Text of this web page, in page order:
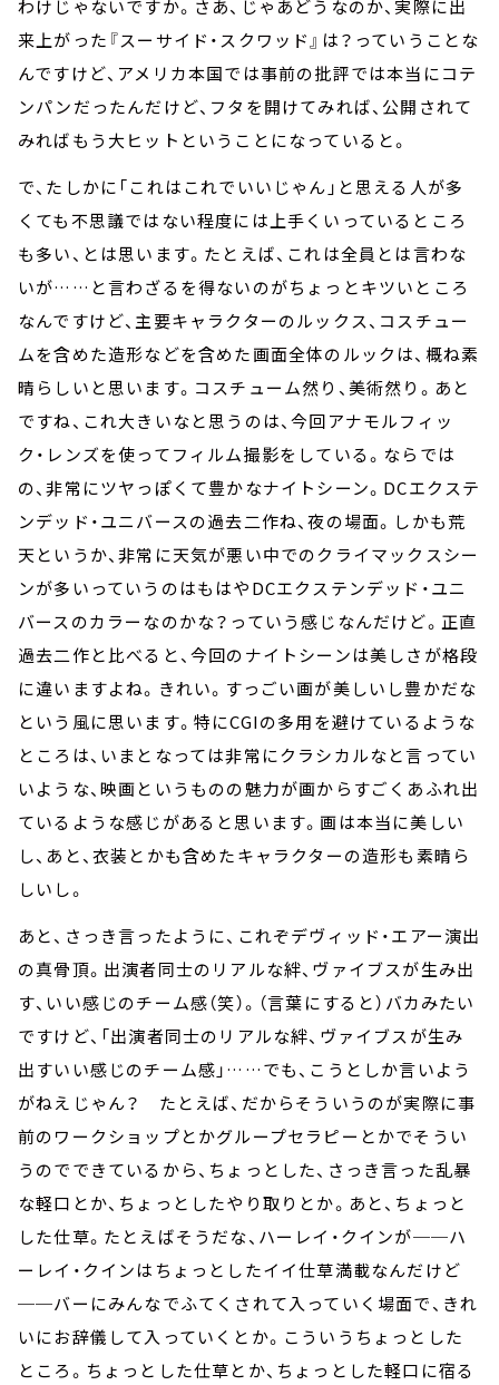
わけじゃないですか。さあ、じゃあどうなのか、実際に出
来上がった『スーサイド・スクワッド』は？っていうことな
んですけど、アメリカ本国では事前の批評では本当にコテ
ンパンだったんだけど、フタを開けてみれば、公開されて
みればもう大ヒットということになっていると。
で、たしかに「これはこれでいいじゃん」と思える人が多
くても不思議ではない程度には上手くいっているところ
も多い、とは思います。たとえば、これは全員とは言わな
いが……と言わざるを得ないのがちょっとキツいところ
なんですけど、主要キャラクターのルックス、コスチュー
ムを含めた造形などを含めた画面全体のルックは、概ね素
晴らしいと思います。コスチューム然り、美術然り。あと
ですね、これ大きいなと思うのは、今回アナモルフィッ
ク・レンズを使ってフィルム撮影をしている。ならでは
の、非常にツヤっぽくて豊かなナイトシーン。DCエクステ
ンデッド・ユニバースの過去二作ね、夜の場面。しかも荒
天というか、非常に天気が悪い中でのクライマックスシー
ンが多いっていうのはもはやDCエクステンデッド・ユニ
バースのカラーなのかな？っていう感じなんだけど。正直
過去二作と比べると、今回のナイトシーンは美しさが格段
に違いますよね。きれい。すっごい画が美しいし豊かだな
という風に思います。特にCGIの多用を避けているような
ところは、いまとなっては非常にクラシカルなと言ってい
いような、映画というものの魅力が画からすごくあふれ出
ているような感じがあると思います。画は本当に美しい
し、あと、衣装とかも含めたキャラクターの造形も素晴ら
しいし。
あと、さっき言ったように、これぞデヴィッド・エアー演出
の真骨頂。出演者同士のリアルな絆、ヴァイブスが生み出
す、いい感じのチーム感（笑）。（言葉にすると）バカみたい
ですけど、「出演者同士のリアルな絆、ヴァイブスが生み
出すいい感じのチーム感」……でも、こうとしか言いよう
がねえじゃん？ たとえば、だからそういうのが実際に事
前のワークショップとかグループセラピーとかでそうい
うのでできているから、ちょっとした、さっき言った乱暴
な軽口とか、ちょっとしたやり取りとか。あと、ちょっと
した仕草。たとえばそうだな、ハーレイ・クインが──ハ
ーレイ・クインはちょっとしたイイ仕草満載なんだけど
──バーにみんなでふてくされて入っていく場面で、きれ
いにお辞儀して入っていくとか。こういうちょっとした
ところ。ちょっとした仕草とか、ちょっとした軽口に宿る